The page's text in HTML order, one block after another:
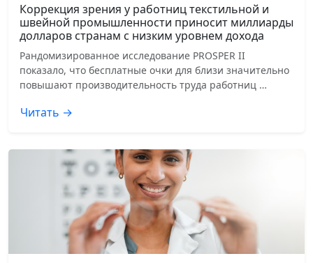
Коррекция зрения у работниц текстильной и
швейной промышленности приносит миллиарды
долларов странам с низким уровнем дохода
Рандомизированное исследование PROSPER II
показало, что бесплатные очки для близи значительно
повышают производительность труда работниц …
Читать →